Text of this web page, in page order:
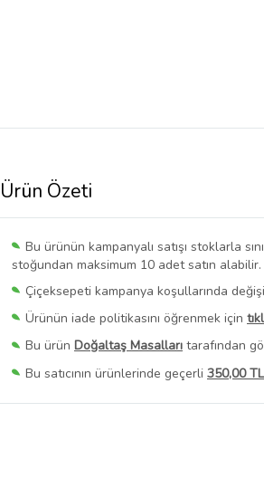
Ürün Özeti
Bu ürünün kampanyalı satışı stoklarla
stoğundan maksimum 10 adet satın alabilir.
Çiçeksepeti kampanya koşullarında
Ürünün iade politikasını öğrenmek için
Bu ürün Doğaltaş Masalları tarafından
Bu satıcının ürünlerinde geçerli 350,00
Bu SatıcınınTüm Ürünlerini Görüntüle